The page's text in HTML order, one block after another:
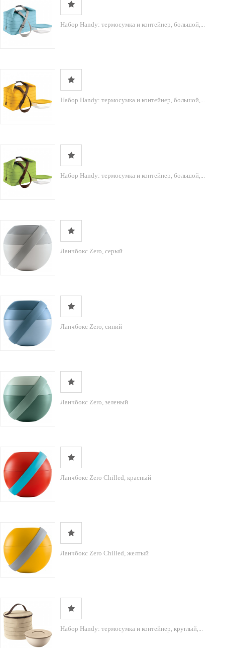
Набор Handy: термосумка и контейнер, большой,...
Набор Handy: термосумка и контейнер, большой,...
Набор Handy: термосумка и контейнер, большой,...
Ланчбокс Zero, серый
Ланчбокс Zero, синий
Ланчбокс Zero, зеленый
Ланчбокс Zero Chilled, красный
Ланчбокс Zero Chilled, желтый
Набор Handy: термосумка и контейнер, круглый,...